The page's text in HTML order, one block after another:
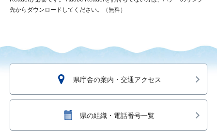
先からダウンロードしてください。（無料）
県庁舎の案内・交通アクセス
県の組織・電話番号一覧